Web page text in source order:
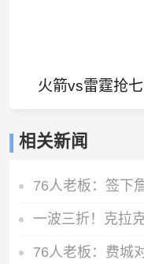
火箭vs雷霆抢七
相关新闻